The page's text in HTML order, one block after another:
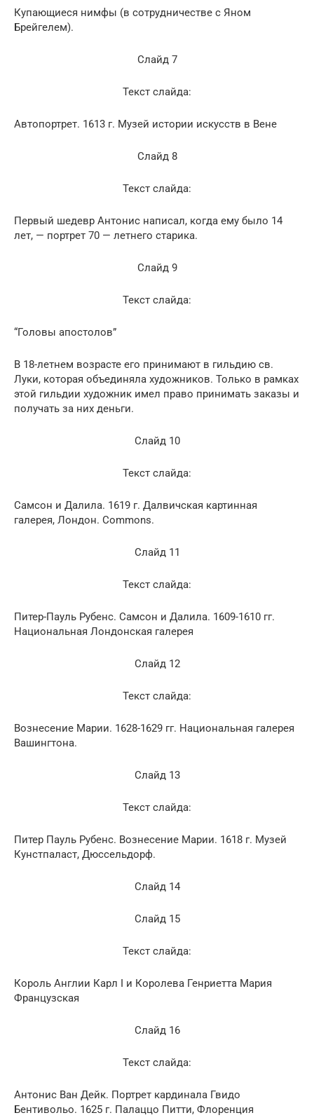
Купающиеся нимфы (в сотрудничестве с Яном
Брейгелем).
Слайд 7
Текст слайда:
Автопортрет. 1613 г. Музей истории искусств в Вене
Слайд 8
Текст слайда:
Первый шедевр Антонис написал, когда ему было 14
лет, — портрет 70 — летнего старика.
Слайд 9
Текст слайда:
“Головы апостолов”
В 18-летнем возрасте его принимают в гильдию св.
Луки, которая объединяла художников. Только в рамках
этой гильдии художник имел право принимать заказы и
получать за них деньги.
Слайд 10
Текст слайда:
Самсон и Далила. 1619 г. Далвичская картинная
галерея, Лондон. Commons.
Слайд 11
Текст слайда:
Питер-Пауль Рубенс. Самсон и Далила. 1609-1610 гг.
Национальная Лондонская галерея
Слайд 12
Текст слайда:
Вознесение Марии. 1628-1629 гг. Национальная галерея
Вашингтона.
Слайд 13
Текст слайда:
Питер Пауль Рубенс. Вознесение Марии. 1618 г. Музей
Кунстпаласт, Дюссельдорф.
Слайд 14
Слайд 15
Текст слайда:
Король Англии Карл I и Королева Генриетта Мария
Французская
Слайд 16
Текст слайда:
Антонис Ван Дейк. Портрет кардинала Гвидо
Бентивольо. 1625 г. Палаццо Питти, Флоренция